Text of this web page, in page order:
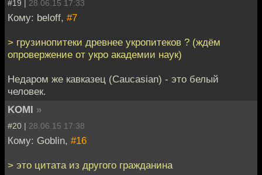
#19 | 28.06.15 17:33
Кому: beloff, #7
> грузинопитеки древнее укропитеков ? (ждём
опровержение от укро академии наук)
Недаром же кавказец (Caucasian) - это белый
человек.
KOMI »
#20 | 28.06.15 17:38
Кому: Goblin, #16
> это цитата из другого гражданина